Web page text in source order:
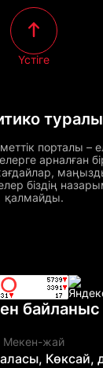
туралы
порталы –
арналған
біздің
қалмайды.
Үстіге
байланыс
Мекен-жай
Көксай,